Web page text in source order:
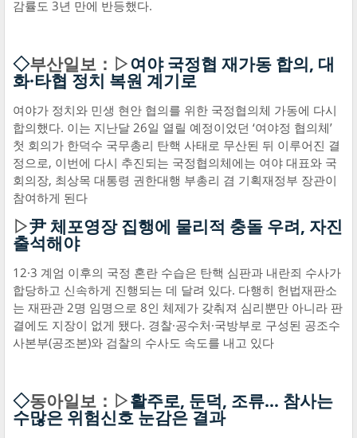
감률도 3년 만에 반등했다.
◇부산일보：▷여야 국정협 재가동 합의, 대
화·타협 정치 복원 계기로
여야가 정치와 민생 현안 협의를 위한 국정협의체 가동에 다시
합의했다. 이는 지난달 26일 열릴 예정이었던 ‘여야정 협의체’
첫 회의가 한덕수 국무총리 탄핵 사태로 무산된 뒤 이루어진 결
정으로, 이번에 다시 추진되는 국정협의체에는 여야 대표와 국
회의장, 최상목 대통령 권한대행 부총리 겸 기획재정부 장관이
참여하게 된다
▷尹 체포영장 집행에 물리적 충돌 우려, 자진
출석해야
12·3 계엄 이후의 국정 혼란 수습은 탄핵 심판과 내란죄 수사가
합당하고 신속하게 진행되는 데 달려 있다. 다행히 헌법재판소
는 재판관 2명 임명으로 8인 체제가 갖춰져 심리뿐만 아니라 판
결에도 지장이 없게 됐다. 경찰·공수처·국방부로 구성된 공조수
사본부(공조본)와 검찰의 수사도 속도를 내고 있다
◇동아일보：▷활주로, 둔덕, 조류… 참사는
수많은 위험신호 눈감은 결과